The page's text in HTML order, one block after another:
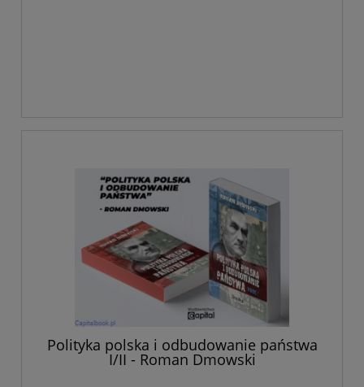
Polityka polska i odbudowanie państwa
I/II - Roman Dmowski